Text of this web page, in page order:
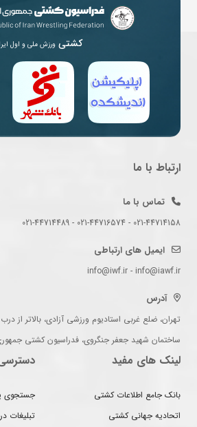
کشتی ورزش ملی و اول
ارتباط با ما
تماس با ما
021-44714158 - 021-44716574 - 021-44714489
ایمیل های ارتباطی
info@iwf.ir - info@iawf.ir
آدرس
تهران، ضلع غربی استادیوم ورزشی آزادی، بالاتر از
ساختمان شهید جعفر جنگروی، فدراسیون کشتی
لینک های مفید
بانک جامع اطلاعات کشتی
اتحادیه جهانی کشتی
جستجوی
تبلیغات